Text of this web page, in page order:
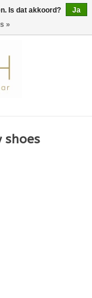
0 Artikelen - €0,00
shoes
Is dat akkoord?
Ja
»